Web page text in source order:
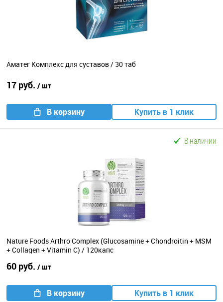
Аматег Комплекс для суставов / 30 таб
17 руб. / шт
В корзину Купить в 1 клик
В наличии
Nature Foods Arthro Complex (Glucosamine + Chondroitin + MSM
+ Collagen + Vitamin C) / 120капс
60 руб. / шт
В корзину Купить в 1 клик